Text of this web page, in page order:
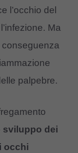
l’occhio del
Ma
conseguenza
palpebre.
sviluppo dei
occhi